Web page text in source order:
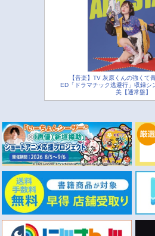
【音楽】TV 灰原くんの強くて
ED「ドラマチック逃避行」収録シ
美【通常盤】